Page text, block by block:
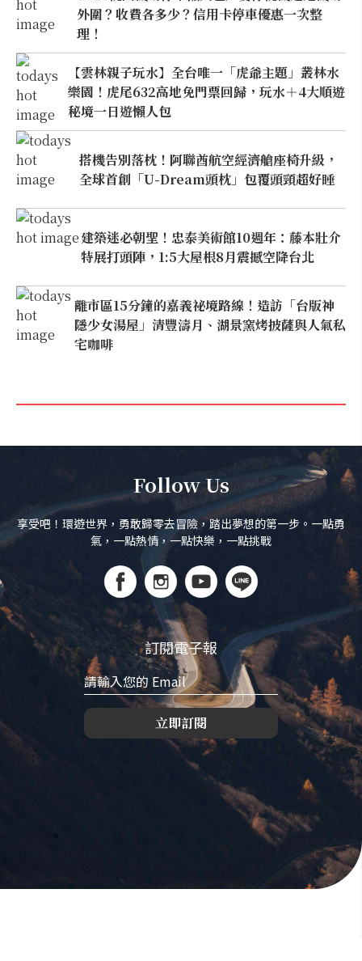
外圍？收費各多少？信用卡停車優惠一次整
理！
【雲林親子玩水】全台唯一「虎爺主題」叢林水
樂園！虎尾632高地免門票回歸，玩水＋4大順遊
秘境一日遊懶人包
搭機告別落枕！阿聯酋航空經濟艙座椅升級，
全球首創「U-Dream頭枕」包覆頭頸超好睡
建築迷必朝聖！忠泰美術館10週年：藤本壯介
特展打頭陣，1:5大屋根8月震撼空降台北
離市區15分鐘的嘉義祕境路線！造訪「台版神
隱少女湯屋」清豐濤月、湖景窯烤披薩與人氣私
宅咖啡
Follow Us
享受吧！環遊世界，勇敢歸零去冒險，踏出夢想的第一步。一點勇
氣，一點熱情，一點快樂，一點挑戰
訂閱電子報
立即訂閱